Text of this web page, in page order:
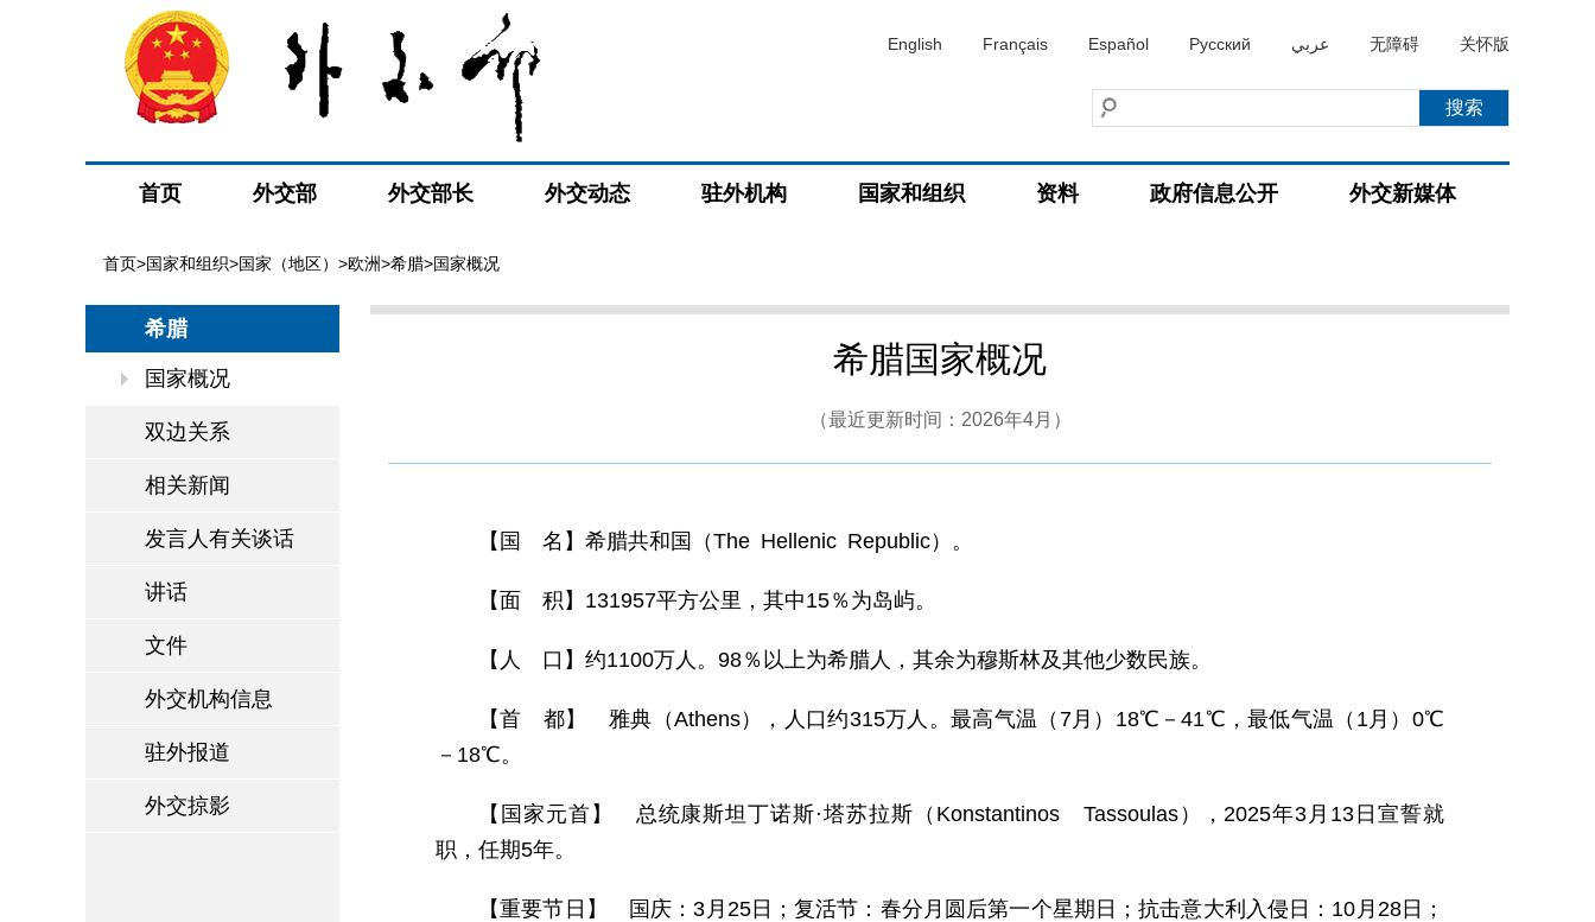
English Français Español Русский عربي 无障碍 关怀版
首页 外交部 外交部长 外交动态 驻外机构 国家和组织 资料 政府信息公开 外交新媒体
首页>国家和组织>国家（地区） >欧洲>希腊>国家概况
希腊
国家概况
双边关系
相关新闻
发言人有关谈话
讲话
文件
外交机构信息
驻外报道
外交掠影
希腊国家概况
（最近更新时间：2026年4月）
【国 名】希腊共和国（The Hellenic Republic）。
【面 积】131957平方公里，其中15％为岛屿。
【人 口】约1100万人。98％以上为希腊人，其余为穆斯林及其他少数民族。
【首 都】 雅典（Athens），人口约315万人。最高气温（7月）18℃－41℃，最低气温（1月）0℃
－18℃。
【国家元首】 总统康斯坦丁诺斯·塔苏拉斯（Konstantinos Tassoulas），2025年3月13日宣誓就
职，任期5年。
【重要节日】 国庆：3月25日；复活节：春分月圆后第一个星期日；抗击意大利入侵日：10月28日；